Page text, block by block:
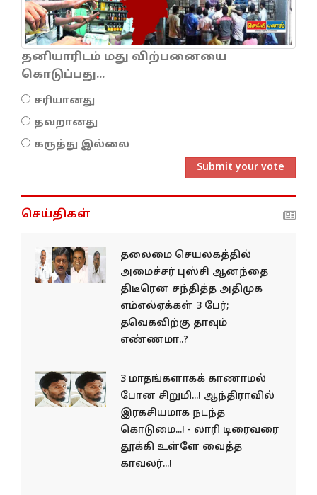
தனியாரிடம் மது விற்பனையை
கொடுப்பது...
சரியானது
தவறானது
கருத்து இல்லை
Submit your vote
செய்திகள்
தலைமை செயலகத்தில்
அமைச்சர் புஸ்சி ஆனந்தை
திடீரென சந்தித்த அதிமுக
எம்எல்ஏக்கள் 3 பேர்;
தவெகவிற்கு தாவும்
எண்ணமா..?
3 மாதங்களாகக் காணாமல்
போன சிறுமி...! ஆந்திராவில்
இரகசியமாக நடந்த
கொடுமை...! - லாரி டிரைவரை
தூக்கி உள்ளே வைத்த
காவலர்...!